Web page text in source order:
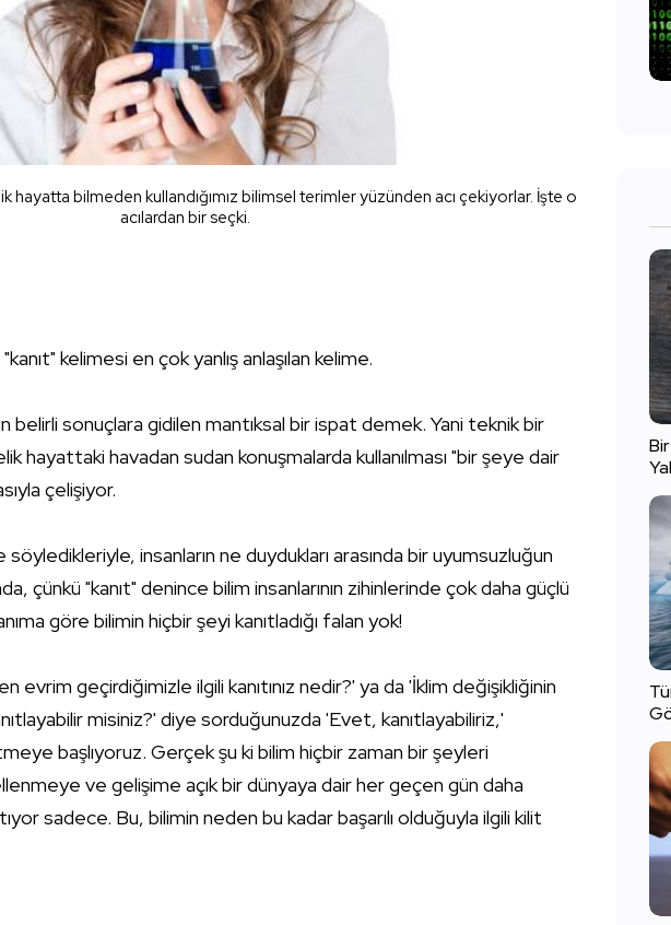
hayatta bilmeden kullandığımız bilimsel terimler yüzünden acı çekiyorlar. İşte o
acılardan bir seçki.
kelimesi en çok yanlış anlaşılan kelime.
belirli sonuçlara gidilen mantıksal bir ispat demek. Yani teknik bir
hayattaki havadan sudan konuşmalarda kullanılması "bir şeye dair
çelişiyor.
söyledikleriyle, insanların ne duydukları arasında bir uyumsuzluğun
çünkü "kanıt" denince bilim insanlarının zihinlerinde çok daha güçlü
göre bilimin hiçbir şeyi kanıtladığı falan yok!
evrim geçirdiğimizle ilgili kanıtınız nedir?' ya da 'İklim değişikliğinin
misiniz?' diye sorduğunuzda 'Evet, kanıtlayabiliriz,'
başlıyoruz. Gerçek şu ki bilim hiçbir zaman bir şeyleri
ve gelişime açık bir dünyaya dair her geçen gün daha
sadece. Bu, bilimin neden bu kadar başarılı olduğuyla ilgili kilit